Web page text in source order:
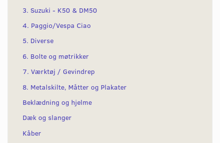
3. Suzuki - K50 & DM50
4. Paggio/Vespa Ciao
5. Diverse
6. Bolte og møtrikker
7. Værktøj / Gevindrep
8. Metalskilte, Måtter og Plakater
Beklædning og hjelme
Dæk og slanger
Kåber